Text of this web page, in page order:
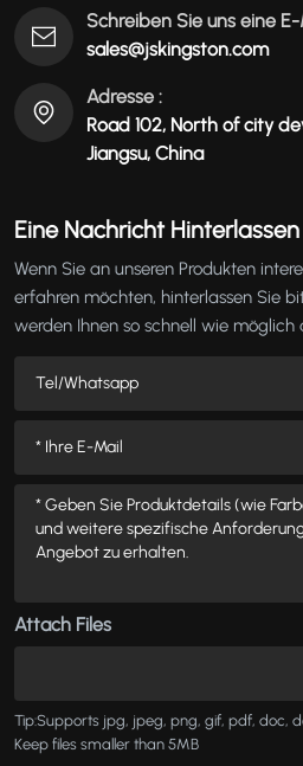
Schreiben Sie uns eine E-
sales@jskingston.com
Adresse :
Road 102, North of city
Jiangsu, China
Eine Nachricht Hinterlassen
Wenn Sie an unseren Produkten
erfahren möchten, hinterlassen Sie
werden Ihnen so schnell wie möglich
Attach Files
Tip:Supports jpg, jpeg, png, gif, pdf, doc,
Keep files smaller than 5MB